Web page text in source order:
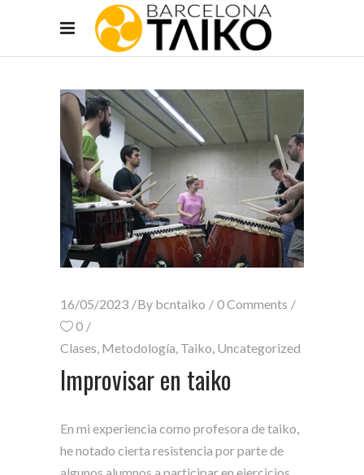
16/05/2023 By bcntaiko
0 Comments
0
Clases, Metodología, Taiko, Uncategorized
Improvisar en taiko
En mi experiencia como profesora de taiko,
he notado cierta resistencia por parte de